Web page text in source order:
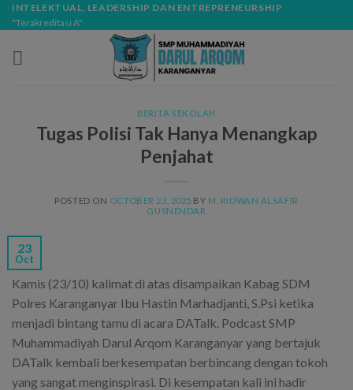
Skip
to
content
INTELEKTUAL, LEADERSHIP DAN ENTREPRENEURSHIP
"Terakreditasi A"
BERITA SEKOLAH
Tugas Polisi Tak Hanya Menangkap
Penjahat
POSTED ON OCTOBER 23, 2025 BY M. RIDWAN ALSAFIR
GUSNENDAR
23
Oct
Kamis (23/10) kalimat di atas disampaikan Kabag SDM
Polres Karanganyar Ibu Hastin Marhadjanti, S.Psi ketika
menjadi bintang tamu di acara DATalk. Podcast SMP
Muhammadiyah Darul Arqom Karanganyar yang bertajuk
DATalk kembali berkesempatan berbincang dengan tokoh
yang sangat menginspirasi. Di kesempatan kali ini hadir
modal-check